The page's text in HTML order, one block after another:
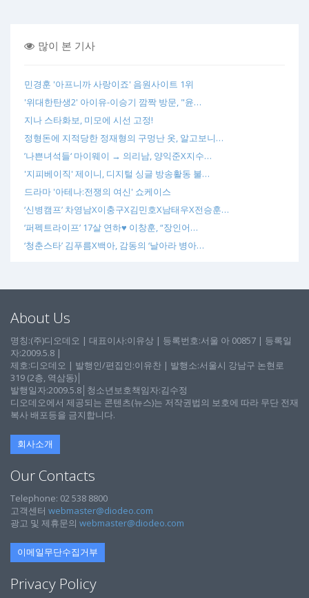
많이 본 기사
민경훈 '아프니까 사랑이죠' 음원사이트 1위
'위대한탄생2' 아이유-이승기 깜짝 방문, "윤…
지나 스타화보, 미모에 시선 고정!
정형돈에 지적당한 정재형의 구멍난 옷, 알고보니…
’나쁜녀석들‘ 마이웨이 → 의리남, 양익준X지수…
'지피베이직' 제이니, 디지털 싱글 방송활동 불…
드라마 '아테나:전쟁의 여신' 쇼케이스
‘신병캠프’ 차영남X이충구X김민호X남태우X전승훈…
‘퍼펙트라이프’ 17살 연하♥ 이창훈, “장인어…
‘청춘스타’ 김푸름X백아, 감동의 ‘날아라 병아…
About Us
명칭:(주)디오데오 | 대표이사:이유상 | 등록번호:서울 아 00857 | 등록일
자:2009.5.8 |
제호:디오데오 | 발행인/편집인:이유찬 | 발행소:서울시 강남구 논현로
319 (2층, 역삼동)│
발행일자:2009.5.8│청소년보호책임자:김수정
디오데오에서 제공되는 콘텐츠(뉴스)는 저작권법의 보호에 따라 무단 전재
복사 배포등을 금지합니다.
회사소개
Our Contacts
Telephone: 02 538 8800
고객센터 webmaster@diodeo.com
광고 및 제휴문의 webmaster@diodeo.com
이메일무단수집거부
Privacy Policy